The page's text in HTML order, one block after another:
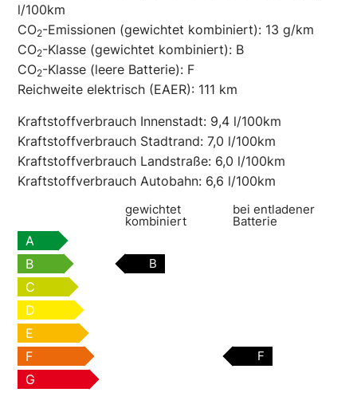
l/100km
CO2-Emissionen (gewichtet kombiniert): 13 g/km
CO2-Klasse (gewichtet kombiniert): B
CO2-Klasse (leere Batterie): F
Reichweite elektrisch (EAER): 111 km
Kraftstoffverbrauch Innenstadt: 9,4 l/100km
Kraftstoffverbrauch Stadtrand:7,0 l/100km
Kraftstoffverbrauch Landstraße: 6,0 l/100km
Kraftstoffverbrauch Autobahn: 6,6 l/100km
gewichtet
kombiniert
bei entladener
Batterie
A
B
B
C
D
E
F
F
G